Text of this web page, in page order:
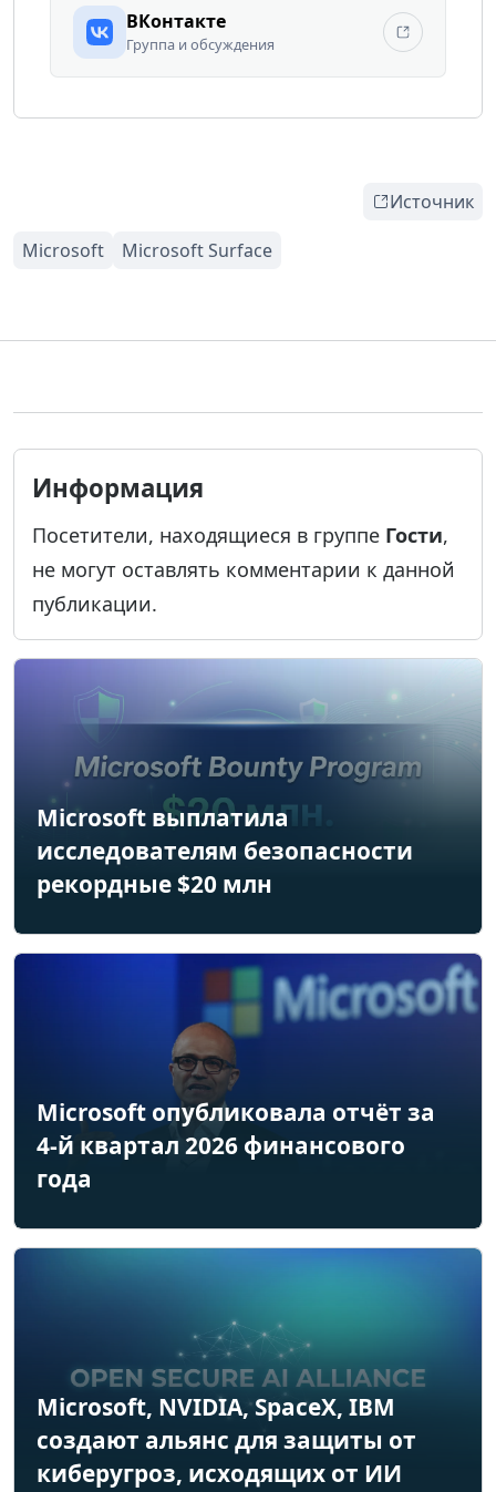
ВКонтакте
Группа и обсуждения
Источник
Информация
Посетители, находящиеся в группе Гости,
не могут оставлять комментарии к данной
публикации.
Microsoft выплатила
исследователям безопасности
рекордные $20 млн
Microsoft опубликовала отчёт за
4-й квартал 2026 финансового
года
Microsoft, NVIDIA, SpaceX, IBM
создают альянс для защиты от
киберугроз, исходящих от ИИ